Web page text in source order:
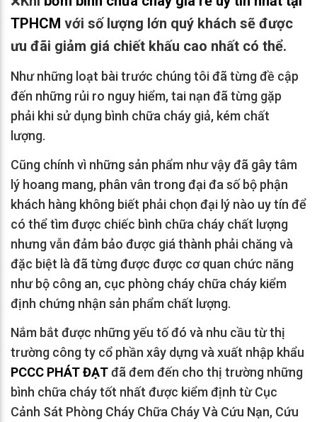
TPHCM với số lượng lớn quý khách sẽ được
ưu đãi giảm giá chiết khấu cao nhất có thể.
Như những loạt bài trước chúng tôi đã từng đề cập
đến những rủi ro nguy hiểm, tai nạn đã từng gặp
phải khi sử dụng bình chữa cháy giả, kém chất
lượng.
Cũng chính vì những sản phẩm như vậy đã gây tâm
lý hoang mang, phân vân trong đại đa số bộ phận
khách hàng không biết phải chọn đại lý nào uy tín để
có thể tìm được chiếc bình chữa cháy chất lượng
nhưng vẫn đảm bảo được giá thành phải chăng và
đặc biệt là đã từng được được cơ quan chức năng
như bộ công an, cục phòng cháy chữa cháy kiểm
định chứng nhận sản phẩm chất lượng.
Nắm bắt được những yếu tố đó và nhu cầu từ thị
trường công ty cổ phần xây dựng và xuất nhập khẩu
PCCC PHÁT ĐẠTđã đem đến cho thị trường những
bình chữa cháy tốt nhất được kiểm định từ Cục
Cảnh Sát Phòng Cháy Chữa Cháy Và Cứu Nạn, Cứu